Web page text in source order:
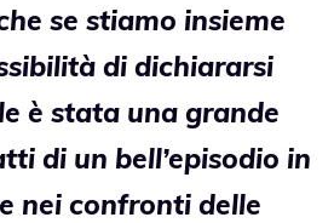
se stiamo insieme
di dichiararsi
è stata una grande
di un bell’episodio in
nei confronti delle